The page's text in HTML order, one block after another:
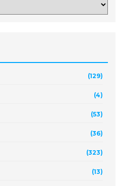
(129)
(4)
(53)
(36)
(323)
(13)